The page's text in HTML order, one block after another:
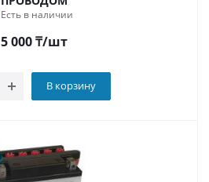
Есть в наличии
5 000₸/шт
В корзину